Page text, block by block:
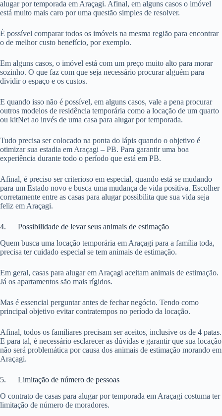
alugar por temporada em Araçagi. Afinal, em alguns casos o imóvel
está muito mais caro por uma questão simples de resolver.
É possível comparar todos os imóveis na mesma região para encontrar
o de melhor custo benefício, por exemplo.
Em alguns casos, o imóvel está com um preço muito alto para morar
sozinho. O que faz com que seja necessário procurar alguém para
dividir o espaço e os custos.
E quando isso não é possível, em alguns casos, vale a pena procurar
outros modelos de residência temporária como a locação de um quarto
ou kitNet ao invés de uma casa para alugar por temporada.
Tudo precisa ser colocado na ponta do lápis quando o objetivo é
otimizar sua estadia em Araçagi – PB. Para garantir uma boa
experiência durante todo o período que está em PB.
Afinal, é preciso ser criterioso em especial, quando está se mudando
para um Estado novo e busca uma mudança de vida positiva. Escolher
corretamente entre as casas para alugar possibilita que sua vida seja
feliz em Araçagi.
4. Possibilidade de levar seus animais de estimação
Quem busca uma locação temporária em Araçagi para a família toda,
precisa ter cuidado especial se tem animais de estimação.
Em geral, casas para alugar em Araçagi aceitam animais de estimação.
Já os apartamentos são mais rígidos.
Mas é essencial perguntar antes de fechar negócio. Tendo como
principal objetivo evitar contratempos no período da locação.
Afinal, todos os familiares precisam ser aceitos, inclusive os de 4 patas.
E para tal, é necessário esclarecer as dúvidas e garantir que sua locação
não será problemática por causa dos animais de estimação morando em
Araçagi.
5. Limitação de número de pessoas
O contrato de casas para alugar por temporada em Araçagi costuma ter
limitação de número de moradores.